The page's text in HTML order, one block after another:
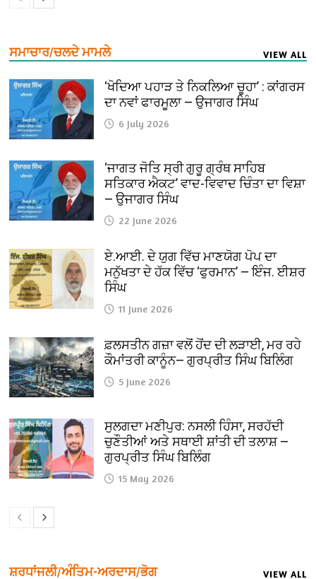
ਸਮਾਚਾਰ/ਚਲਦੇ ਮਾਮਲੇ VIEW ALL
‘ਖੋਦਿਆ ਪਹਾੜ ਤੇ ਨਿਕਲਿਆ ਚੂਹਾ’ : ਕਾਂਗਰਸ
ਦਾ ਨਵਾਂ ਫਾਰਮੂਲਾ — ਉਜਾਗਰ ਸਿੰਘ
6 July 2026
‘ਜਾਗਤ ਜੋਤਿ ਸ੍ਰੀ ਗੁਰੂ ਗ੍ਰੰਥ ਸਾਹਿਬ
ਸਤਿਕਾਰ ਐਕਟ’ ਵਾਦ-ਵਿਵਾਦ ਚਿੰਤਾ ਦਾ ਵਿਸ਼ਾ
— ਉਜਾਗਰ ਸਿੰਘ
22 June 2026
ਏ.ਆਈ. ਦੇ ਯੁਗ ਵਿੱਚ ਮਾਣਯੋਗ ਪੋਪ ਦਾ
ਮਨੁੱਖਤਾ ਦੇ ਹੱਕ ਵਿੱਚ ‘ਫੁਰਮਾਨ’ — ਇੰਜ. ਈਸ਼ਰ
ਸਿੰਘ
11 June 2026
ਫ਼ਲਸਤੀਨ ਗਜ਼ਾ ਵਲੋਂ ਹੋਂਦ ਦੀ ਲੜਾਈ, ਮਰ ਰਹੇ
ਕੌਮਾਂਤਰੀ ਕਾਨੂੰਨ— ਗੁਰਪ੍ਰੀਤ ਸਿੰਘ ਬਿਲਿੰਗ
5 June 2026
ਸੁਲਗਦਾ ਮਣੀਪੁਰ: ਨਸਲੀ ਹਿੰਸਾ, ਸਰਹੱਦੀ
ਚੁਣੌਤੀਆਂ ਅਤੇ ਸਥਾਈ ਸ਼ਾਂਤੀ ਦੀ ਤਲਾਸ਼ —
ਗੁਰਪ੍ਰੀਤ ਸਿੰਘ ਬਿਲਿੰਗ
15 May 2026
ਸ਼ਰਧਾਂਜਲੀ/ਅੰਤਿਮ-ਅਰਦਾਸ/ਭੋਗ VIEW ALL